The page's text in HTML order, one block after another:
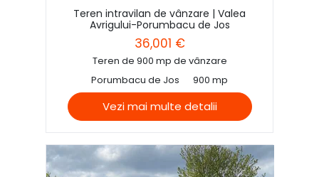
Teren intravilan de vânzare | Valea
Avrigului-Porumbacu de Jos
36,001 €
Teren de 900 mp de vânzare
Porumbacu de Jos
900 mp
Vezi mai multe detalii